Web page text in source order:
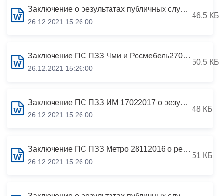
Заключение о результатах публичных слушаний по проекту внесения изменений в решение Собрания представителей г.Владикавказ от 16.03.2012 №32/11 «Об утверждении «Правил землепользования и застройки г.Владикавказ» от 10.10.2017
26.12.2021 15:26:00
46.5 КБ
Заключение ПС ПЗЗ Чми и Росмебель27092017 о результатах публичных слушаний по проекту внесения изменений в решение Собрания представителей г.Владикавказ от 16.03.2012 №32/11 «Об утверждении «Правил землепользования и застройки г.Владикавказ» от 27.09.2017
26.12.2021 15:26:00
50.5 КБ
Заключение ПС ПЗЗ ИМ 17022017 о результатах публичных слушаний по проекту внесения изменений в решение Собрания представителей г.Владикавказ от 16.03.2012 №32/11 «Об утверждении «Правил землепользования и застройки г.Владикавказ» от 17.02.2017
26.12.2021 15:26:00
48 КБ
Заключение ПС ПЗЗ Метро 28112016 о результатах публичных слушаний по проекту внесения изменения в решение Собрания представителей г.Владикавказ от 16 марта 2012 года №32/11 «Об утверждении «Правил землепользования и застройки г.Владикавказа» от 28.11.2016
26.12.2021 15:26:00
51 КБ